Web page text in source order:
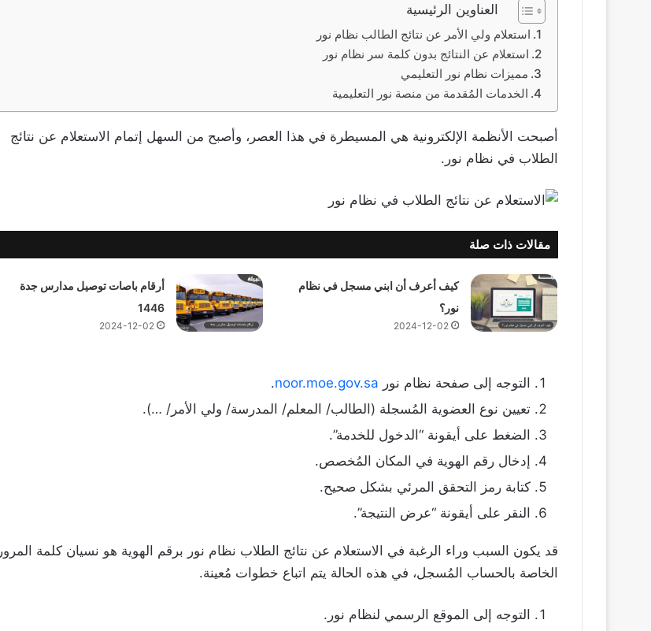
العناوين الرئيسية
استعلام ولي الأمر عن نتائج الطالب نظام نور
استعلام عن النتائج بدون كلمة سر نظام نور
مميزات نظام نور التعليمي
الخدمات المُقدمة من منصة نور التعليمية
أصبحت الأنظمة الإلكترونية هي المسيطرة في هذا العصر، وأصبح من السهل إتمام الاستعلام عن نتائج
الطلاب في نظام نور.
مقالات ذات صلة
كيف أعرف أن ابني مسجل في نظام
نور؟
2024-12-02
أرقام باصات توصيل مدارس جدة
1446
2024-12-02
التوجه إلى صفحة نظام نور noor.moe.gov.sa
.
تعيين نوع العضوية المُسجلة (الطالب/ المعلم/ المدرسة/ ولي الأمر/ …).
الضغط على أيقونة “الدخول للخدمة”.
إدخال رقم الهوية في المكان المُخصص.
كتابة رمز التحقق المرئي بشكل صحيح.
النقر على أيقونة “عرض النتيجة”.
قد يكون السبب وراء الرغبة في الاستعلام عن نتائج الطلاب نظام نور برقم الهوية هو نسيان كلمة المرور
الخاصة بالحساب المُسجل، في هذه الحالة يتم اتباع خطوات مُعينة.
التوجه إلى الموقع الرسمي لنظام نور.